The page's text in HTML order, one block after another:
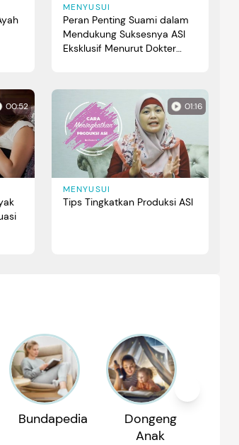
MENYUSUI
Peran Penting Suami dalam
Mendukung Suksesnya ASI
Eksklusif Menurut Dokter
00:52 01:16
MENYUSUI
Tips Tingkatkan Produksi ASI
Bundapedia
Dongeng
Anak